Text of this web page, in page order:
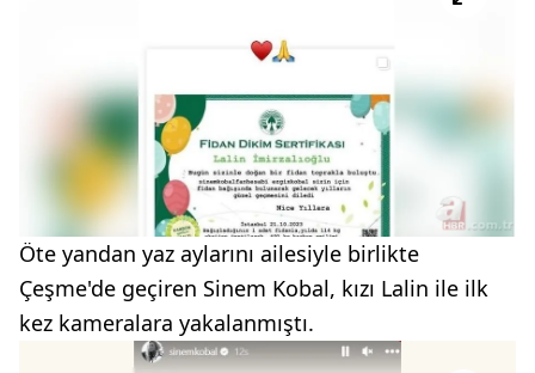
Öte yandan yaz aylarını ailesiyle birlikte
Çeşme'de geçiren Sinem Kobal, kızı Lalin ile ilk
kez kameralara yakalanmıştı.